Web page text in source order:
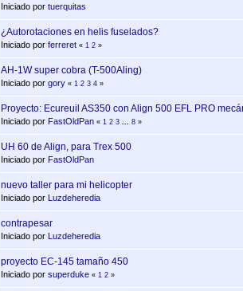
Iniciado por tuerquitas
¿Autorotaciones en helis fuselados?
Iniciado por ferreret « 1 2 »
AH-1W super cobra (T-500Aling)
Iniciado por gory « 1 2 3 4 »
Proyecto: Ecureuil AS350 con Align 500 EFL PRO
Iniciado por FastOldPan « 1 2 3 8 »
UH 60 de Align, para Trex 500
Iniciado por FastOldPan
nuevo taller para mi helicopter
Iniciado por Luzdeheredia
contrapesar
Iniciado por Luzdeheredia
proyecto EC-145 tamaño 450
Iniciado por superduke « 1 2 »